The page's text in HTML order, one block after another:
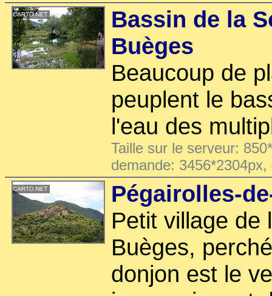
Bassin de la
Buèges
Beaucoup de
peuplent le
l'eau des
Taille sur le serveur:
demande:
Pégairolles-
Petit village de
Buèges,
donjon est le